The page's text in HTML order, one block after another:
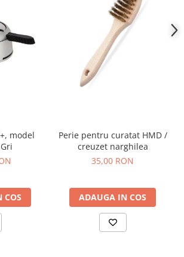
model
COS
Perie pentru curatat HMD /
creuzet narghilea
35,00 RON
ADAUGA IN COS